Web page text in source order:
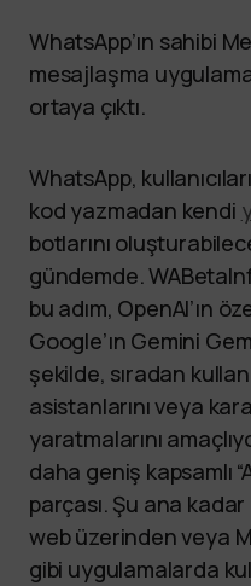
WhatsApp’ın sahibi
mesajlaşma
ortaya çıktı.
WhatsApp,
kod yazmadan kendi
botlarını
gündemde.
bu adım, OpenAI’ın
Google’ın Gemini
şekilde, sıradan
asistanlarını veya
yaratmalarını
daha geniş kapsamlı
parçası. Şu ana
web üzerinden veya
gibi uygulamalarda